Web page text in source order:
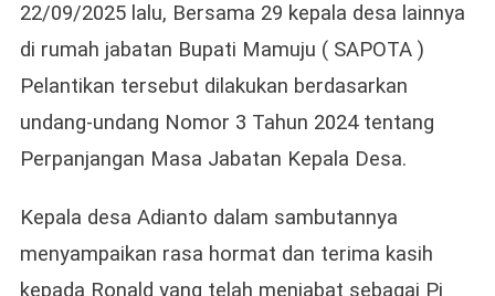
22/09/2025 lalu, Bersama 29 kepala desa lainnya
di rumah jabatan Bupati Mamuju ( SAPOTA )
Pelantikan tersebut dilakukan berdasarkan
undang-undang Nomor 3 Tahun 2024 tentang
Perpanjangan Masa Jabatan Kepala Desa.
Kepala desa Adianto dalam sambutannya
menyampaikan rasa hormat dan terima kasih
kepada Ronald yang telah menjabat sebagai Pj